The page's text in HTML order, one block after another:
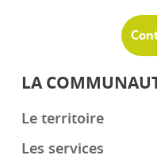
LA
Le territoire
Les services